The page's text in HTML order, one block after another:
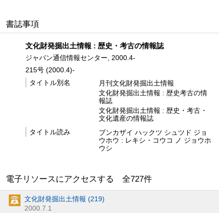
書誌事項
文化財発掘出土情報 : 歴史・考古の情報誌
ジャパン通信情報センター, 2000.4-
215号 (2000.4)-
タイトル別名
月刊文化財発掘出土情報
文化財発掘出土情報 : 歴史考古の情
報誌
文化財発掘出土情報 : 歴史・考古・
文化遺産の情報誌
タイトル読み
ブンカザイ ハックツ シュツド ジョ
ウホウ : レキシ・コウコ ノ ジョウホ
ウシ
電子リソースにアクセスする 全727件
文化財発掘出土情報 (219)
2000.7.1